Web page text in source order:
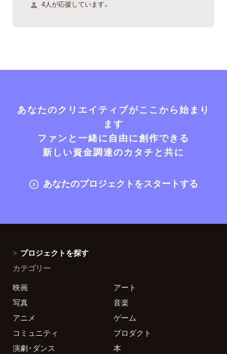
4人が応援しています。
あなたのクリエイティブがここから始まり
ます
ファンと一緒に自由に創作できる
新しい資金調達のカタチと共に
あなたのプロジェクトをスタートする
プロジェクトを探す
カテゴリー
映画
アート
写真
音楽
アニメ
ゲーム
コミュニティ
プロダクト
演劇・ダンス
本